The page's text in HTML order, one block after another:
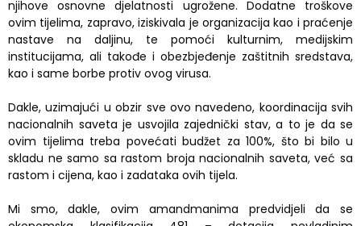
njihove osnovne djelatnosti ugrožene. Dodatne troškove
ovim tijelima, zapravo, iziskivala je organizacija kao i praćenje
nastave na daljinu, te pomoći kulturnim, medijskim
institucijama, ali takođe i obezbjeđenje zaštitnih sredstava,
kao i same borbe protiv ovog virusa.
Dakle, uzimajući u obzir sve ovo navedeno, koordinacija svih
nacionalnih saveta je usvojila zajednički stav, a to je da se
ovim tijelima treba povećati budžet za 100%, što bi bilo u
skladu ne samo sa rastom broja nacionalnih saveta, već sa
rastom i cijena, kao i zadataka ovih tijela.
Mi smo, dakle, ovim amandmanima predvidjeli da se